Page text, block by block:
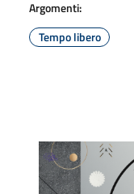
Argomenti:
Tempo libero